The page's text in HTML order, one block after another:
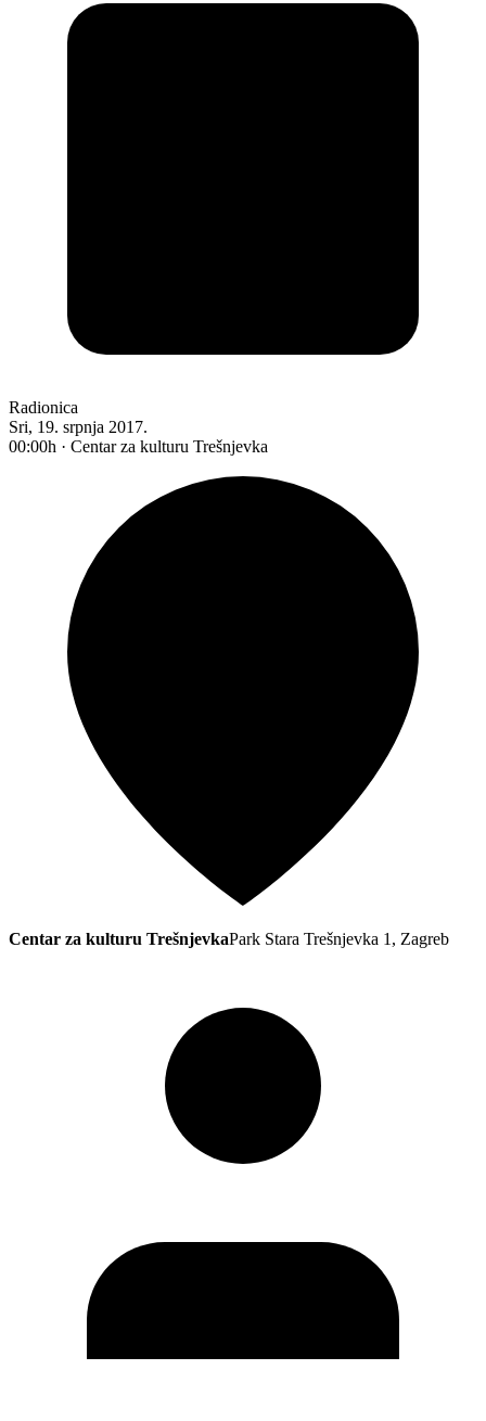
Radionica
Sri, 19. srpnja 2017.
00:00h · Centar za kulturu Trešnjevka
Centar za kulturu TrešnjevkaPark Stara Trešnjevka 1, Zagreb